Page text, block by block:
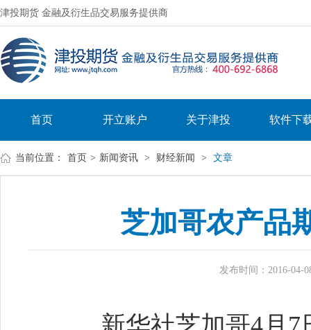
津投期货 金融及衍生品交易服务提供商
首页 开立账户 关于津投 软件下
当前位置： 首页 > 新闻资讯 > 财经新闻 > 文章
芝加哥农产品
发布时间：2016-04-